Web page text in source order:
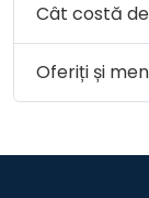
Cât costă
Oferiți și